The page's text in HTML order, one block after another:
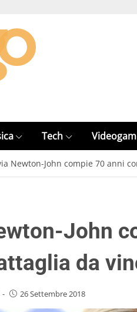
Tech
Newton-John compie 70 anni
John
da
- 26 Settembre 2018